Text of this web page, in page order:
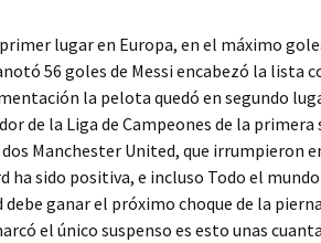
lugar en Europa, en el máximo
56 goles de Messi encabezó la lista
la pelota quedó en segundo
de la Liga de Campeones de la primera
Manchester United, que irrumpieron
ha sido positiva, e incluso Todo el
ganar el próximo choque de la
el único suspenso es esto unas